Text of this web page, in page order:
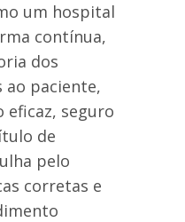
um hospital
contínua,
dos
ao paciente,
seguro
de
pelo
corretas e